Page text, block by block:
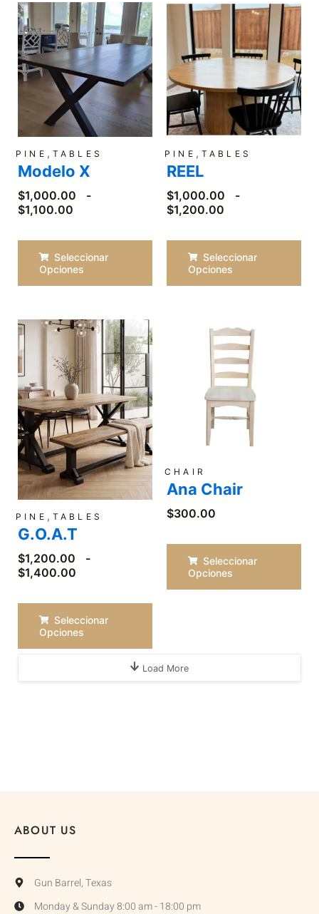
PINE , TABLES
Modelo X
$1,000.00
-
$1,100.00
Rango
de
precios:
desde
$1,000.00
hasta
$1,100.00
Seleccionar
Opciones
PINE , TABLES
REEL
$1,000.00
-
$1,200.00
Rango
precios:
desde
$1,000.00
$1,200.00
Seleccionar
Opciones
PINE , TABLES
G.O.A.T
$1,200.00
-
$1,400.00
Rango
de
precios:
desde
$1,200.00
hasta
$1,400.00
Seleccionar
Opciones
CHAIR
Ana Chair
$300.00
Seleccionar
Opciones
Load More
ABOUT US
Gun Barrel, Texas
Monday & Sunday 8:00 am - 18:00 pm